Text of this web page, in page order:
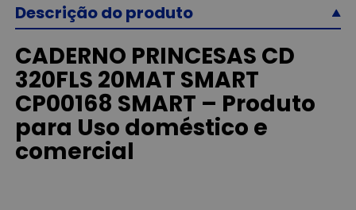
Descrição do produto
CADERNO PRINCESAS CD
320FLS 20MAT SMART
CP00168 SMART – Produto
para Uso doméstico e
comercial